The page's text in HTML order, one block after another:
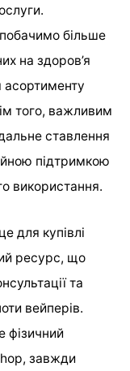
більше
на здоров’я
асортименту
того, важливим
ставлення
підтримкою
використання.
для купівлі
ресурс, що
та
вейперів.
фізичний
завжди